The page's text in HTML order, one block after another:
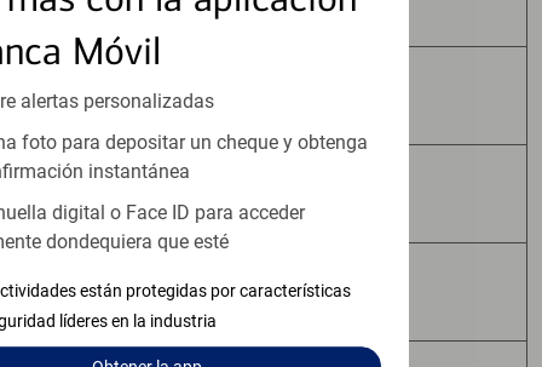
Móvil
alertas personalizadas
foto para depositar un cheque y obtenga
instantánea
digital o Face ID para acceder
dondequiera que esté
están protegidas por características
líderes en la industria
No Tienen Garantía Bancaria
No Constituyen Depósitos